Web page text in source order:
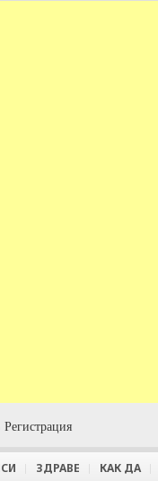
Регистрация
ЗДРАВЕ КАК ДА